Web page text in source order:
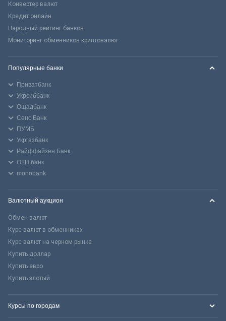
Конвертер валют
Кредит онлайн
Народный рейтинг банков
Мониторинг обменников криптовалют
Популярные банки
Приватбанк
Укрсиббанк
Ощадбанк
Сенс Банк
ПУМБ
Укргазбанк
Райффайзен Банк
ОТП банк
monobank
Валютный аукцион
Обмен валют
Курс валют в обменниках
Курс валют на черном рынке
Купить доллар
Купить евро
Купить злотый
Курсы по городам